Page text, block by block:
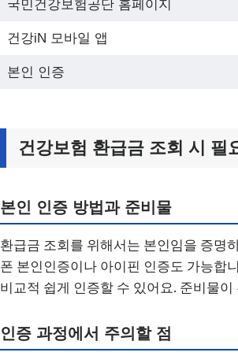
국민건강보험공단 홈페이지
건강iN 모바일 앱
본인 인증
건강보험 환급금 조회 시 필
본인 인증 방법과 준비물
환급금 조회를 위해서는 본인임을 증명
폰 본인인증이나 아이핀 인증도 가능합
비교적 쉽게 인증할 수 있어요. 준비물
인증 과정에서 주의할 점